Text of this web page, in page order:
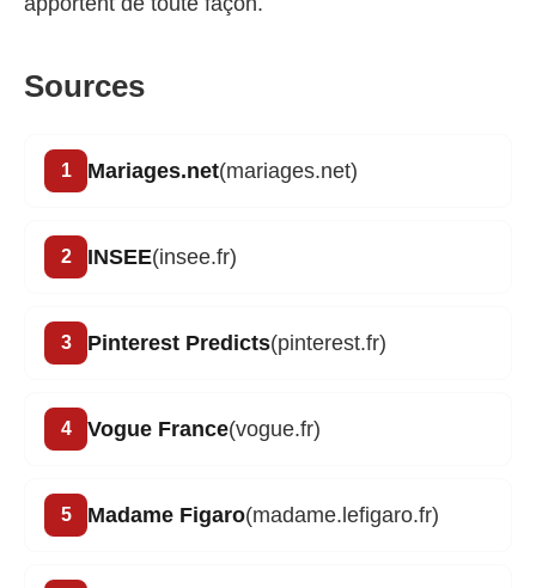
Sources
Mariages.net(mariages.net)
INSEE(insee.fr)
Pinterest Predicts(pinterest.fr)
Vogue France(vogue.fr)
Madame Figaro(madame.lefigaro.fr)